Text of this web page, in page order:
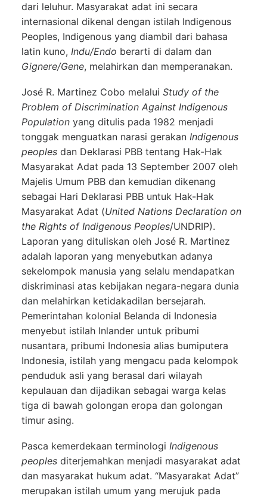
dari leluhur. Masyarakat adat ini secara
internasional dikenal dengan istilah Indigenous
Peoples, Indigenous yang diambil dari bahasa
latin kuno, Indu/Endo berarti di dalam dan
Gignere/Gene, melahirkan dan memperanakan.
José R. Martinez Cobo melalui Study of the
Problem of Discrimination Against Indigenous
Population yang ditulis pada 1982 menjadi
tonggak menguatkan narasi gerakan Indigenous
peoples dan Deklarasi PBB tentang Hak-Hak
Masyarakat Adat pada 13 September 2007 oleh
Majelis Umum PBB dan kemudian dikenang
sebagai Hari Deklarasi PBB untuk Hak-Hak
Masyarakat Adat (United Nations Declaration on
the Rights of Indigenous Peoples/UNDRIP).
Laporan yang dituliskan oleh José R. Martinez
adalah laporan yang menyebutkan adanya
sekelompok manusia yang selalu mendapatkan
diskriminasi atas kebijakan negara-negara dunia
dan melahirkan ketidakadilan bersejarah.
Pemerintahan kolonial Belanda di Indonesia
menyebut istilah Inlander untuk pribumi
nusantara, pribumi Indonesia alias bumiputera
Indonesia, istilah yang mengacu pada kelompok
penduduk asli yang berasal dari wilayah
kepulauan dan dijadikan sebagai warga kelas
tiga di bawah golongan eropa dan golongan
timur asing.
Pasca kemerdekaan terminologi Indigenous
peoples diterjemahkan menjadi masyarakat adat
dan masyarakat hukum adat. “Masyarakat Adat”
merupakan istilah umum yang merujuk pada